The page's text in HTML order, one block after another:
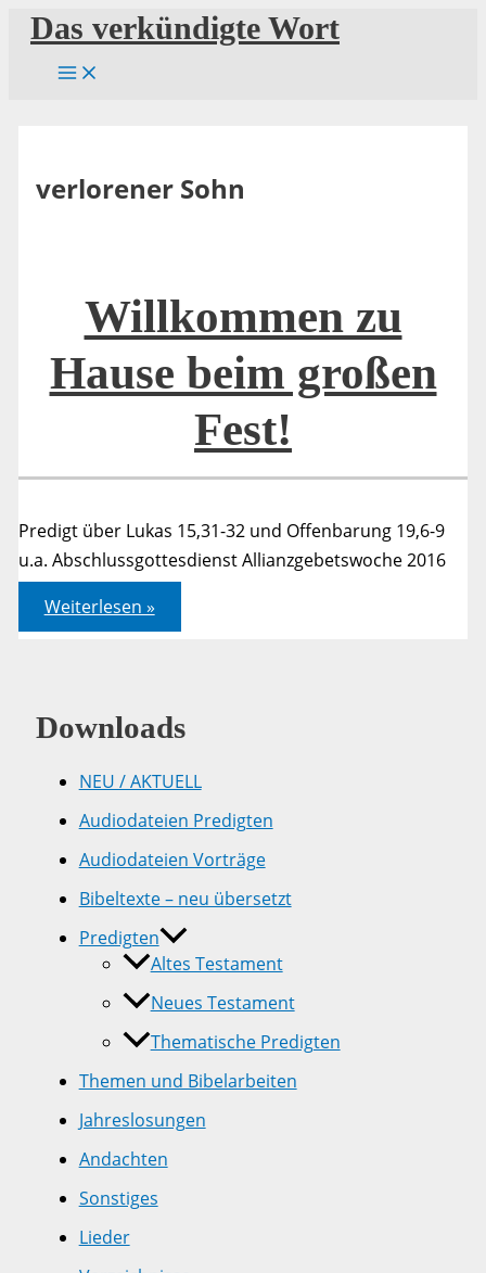
Zum
Inhalt
springen
Das verkündigte Wort
verlorener Sohn
Willkommen zu
Hause beim großen
Fest!
Predigt über Lukas 15,31-32 und Offenbarung 19,6-9
u.a. Abschlussgottesdienst Allianzgebetswoche 2016
Willkommen
zu
Hause
Weiterlesen »
Downloads
NEU / AKTUELL
Audiodateien Predigten
Audiodateien Vorträge
Bibeltexte – neu übersetzt
Predigten
Altes Testament
Neues Testament
Thematische Predigten
Themen und Bibelarbeiten
Jahreslosungen
Andachten
Sonstiges
Lieder